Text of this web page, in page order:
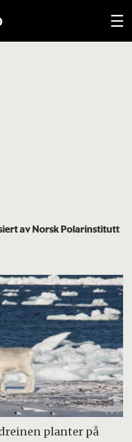
av Norsk Polarinstitutt
planter på